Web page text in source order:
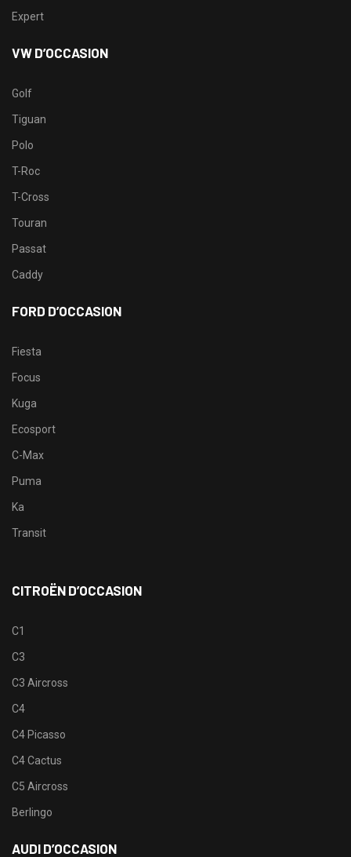
Expert
VW D’OCCASION
Golf
Tiguan
Polo
T-Roc
T-Cross
Touran
Passat
Caddy
FORD D’OCCASION
Fiesta
Focus
Kuga
Ecosport
C-Max
Puma
Ka
Transit
CITROËN D’OCCASION
C1
C3
C3 Aircross
C4
C4 Picasso
C4 Cactus
C5 Aircross
Berlingo
AUDI D’OCCASION